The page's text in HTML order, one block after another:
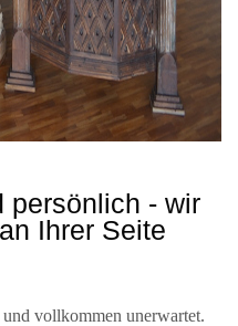
persönlich - wir
Ihrer Seite
vollkommen unerwartet.